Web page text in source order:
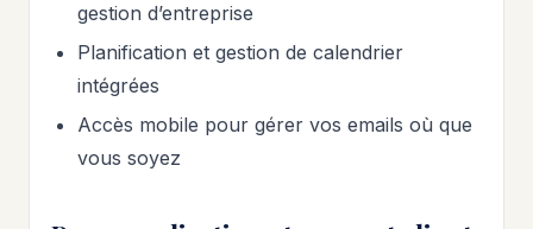
gestion d’entreprise
Planification et gestion de calendrier
intégrées
Accès mobile pour gérer vos emails où que
vous soyez